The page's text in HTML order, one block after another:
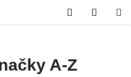
Hledat
KOŠÍK
A-Z